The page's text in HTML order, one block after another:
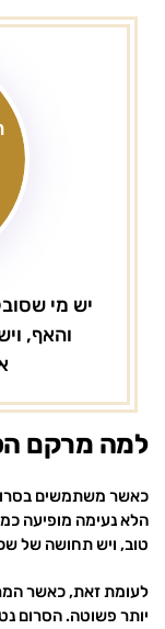
יש מי
והאף,
למה מרקם
כאשר משתמשים
הלא נעימה מופיעה
טוב, ויש תחושה של
לעומת זאת, כאשר
יותר פשוטה. הסרום